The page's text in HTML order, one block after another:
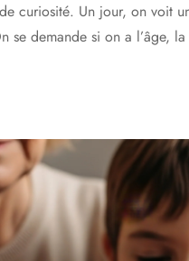
curiosité. Un jour, on voit
se demande si on a